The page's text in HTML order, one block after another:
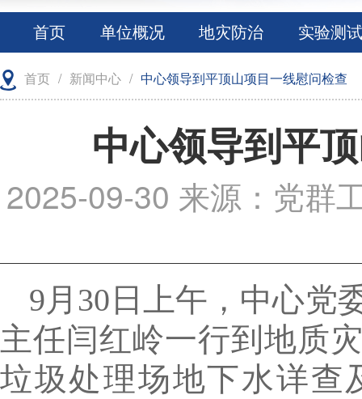
首页 单位概况 地灾防治 实验测试
首页 / 新闻中心 / 中心领导到平顶山项目一线慰问检查
中心领导到平
2025-09-30 来源：党群
9月30日上午，中心党
主任闫红岭一行到地质
垃圾处理场地下水详查